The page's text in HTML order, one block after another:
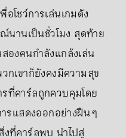
โชว์การเล่นเกมดัง
นานเป็นชั่วโมง สุดท้าย
องคนกำลังแกล้งเล่น
กเขาก็ยังคงมีความสุข
ที่คาร์ลถูกควบคุมโดย
รแสดงออกอย่างฝืน ๆ
งที่คาร์ลพบ นำไปสู่